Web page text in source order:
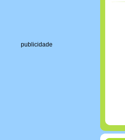
publicidade